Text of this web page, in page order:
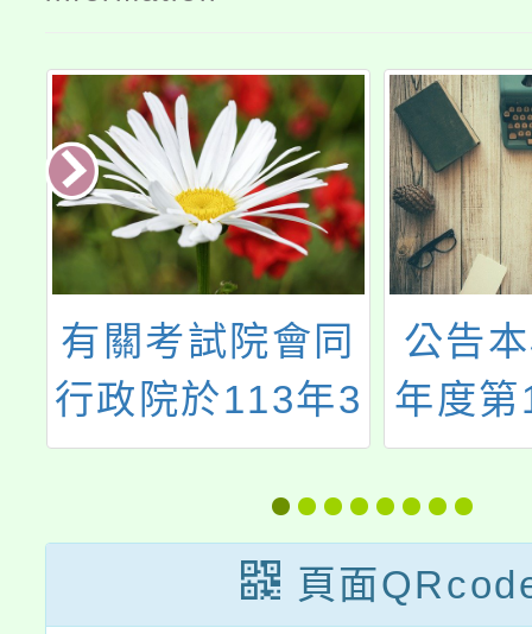
有關考試院會同
行政院於113年3
月30日修正發布
「公務人員加給
給與辦法」一案
公告
年度
次本
援工
頁面